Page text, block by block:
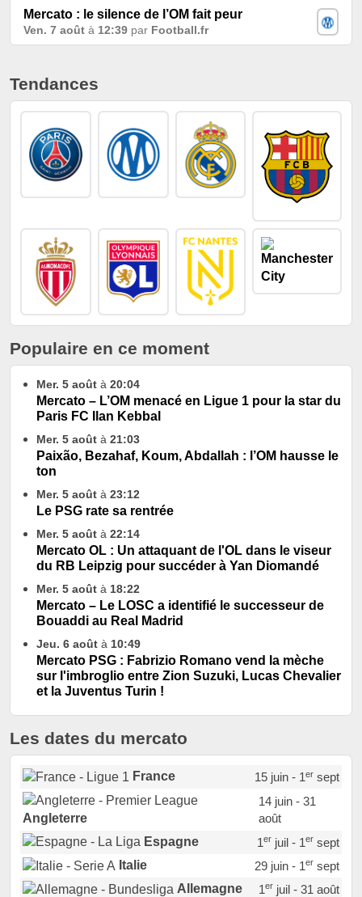
Mercato : le silence de l’OM fait peur
Ven. 7 août à 12:39 par Football.fr
Tendances
Populaire en ce moment
Mer. 5 août à 20:04
Mercato – L’OM menacé en Ligue 1 pour la star du
Paris FC Ilan Kebbal
Mer. 5 août à 21:03
Paixão, Bezahaf, Koum, Abdallah : l’OM hausse le
ton
Mer. 5 août à 23:12
Le PSG rate sa rentrée
Mer. 5 août à 22:14
Mercato OL : Un attaquant de l'OL dans le viseur
du RB Leipzig pour succéder à Yan Diomandé
Mer. 5 août à 18:22
Mercato – Le LOSC a identifié le successeur de
Bouaddi au Real Madrid
Jeu. 6 août à 10:49
Mercato PSG : Fabrizio Romano vend la mèche
sur l'imbroglio entre Zion Suzuki, Lucas Chevalier
et la Juventus Turin !
Les dates du mercato
France 15 juin - 1ersept
Angleterre
14 juin - 31
août
Espagne
1erjuil - 1ersept
Italie
29 juin - 1ersept
Allemagne
1erjuil - 31 août